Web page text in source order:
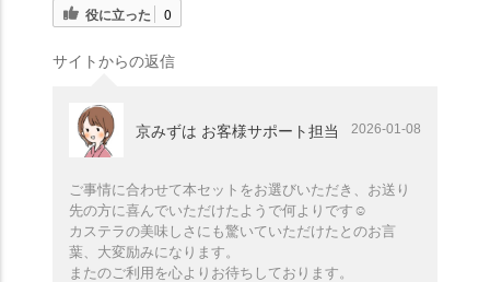
役に立った 0
サイトからの返信
京みずは お客様サポート担当 2026-01-08
ご事情に合わせて本セットをお選びいただき、お送り
先の方に喜んでいただけたようで何よりです☺️
カステラの美味しさにも驚いていただけたとのお言
葉、大変励みになります。
またのご利用を心よりお待ちしております。